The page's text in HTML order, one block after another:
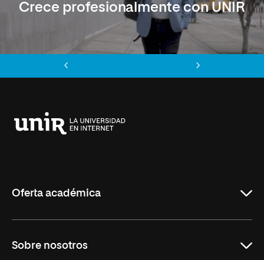
Crece profesionalmente con UNIR
Oferta académica
Maestrías
Sobre nosotros